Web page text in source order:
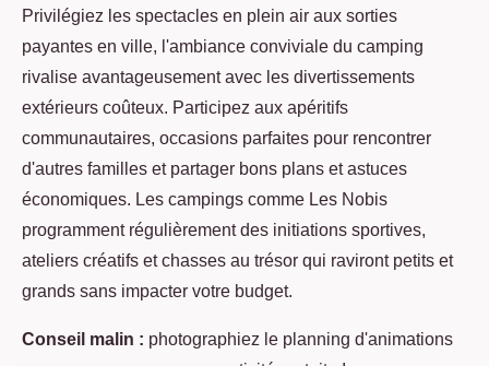
Privilégiez les spectacles en plein air aux sorties
payantes en ville, l'ambiance conviviale du camping
rivalise avantageusement avec les divertissements
extérieurs coûteux. Participez aux apéritifs
communautaires, occasions parfaites pour rencontrer
d'autres familles et partager bons plans et astuces
économiques. Les campings comme Les Nobis
programment régulièrement des initiations sportives,
ateliers créatifs et chasses au trésor qui raviront petits et
grands sans impacter votre budget.
Conseil malin : photographiez le planning d'animations